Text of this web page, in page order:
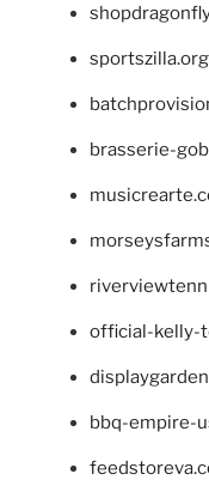
sportszilla.org
brasserie-
official-kelly-
bbq-empire-